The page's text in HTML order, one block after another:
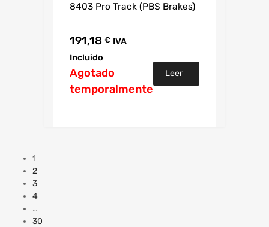
8403 Pro Track (PBS Brakes)
191,18 € IVA
Incluido
Agotado
temporalmente
Leer
1
2
3
4
…
30